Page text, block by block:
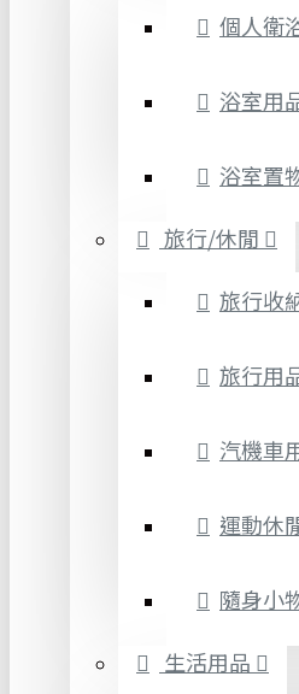
個人衛
浴室用
浴室置
旅行/休閒
旅行收
旅行用
汽機車
運動休
隨身小
生活用品